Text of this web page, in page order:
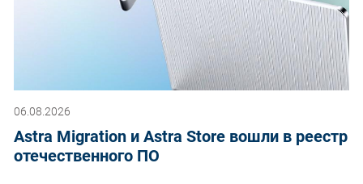
06.08.2026
Astra Migration и Astra Store вошли в реестр
отечественного ПО